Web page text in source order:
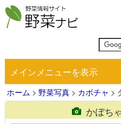
メインメニューを表示
ホーム > 野菜写真 > カボチャ >
かぼち